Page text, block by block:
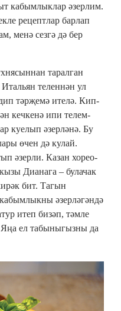
кабымлыклар әзерлим.
рецептлар барлап
менә сезгә дә бер
таралган
теленнән ул
тәрҗемә ителә. Кип­
кечкенә ипи те­лем­
куелып әзерләнә. Бу
өчен дә кулай.
әзерли. Казан хорео­-
Дианага – булачак
бит. Тагын
әзерләгәндә
итеп бизәп, тәмле
ел табыныгызны да